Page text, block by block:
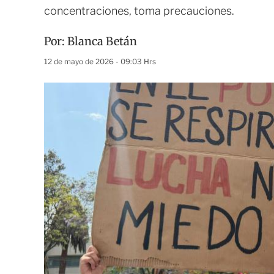
concentraciones, toma precauciones.
Por: Blanca Betán
12 de mayo de 2026 - 09:03 Hrs